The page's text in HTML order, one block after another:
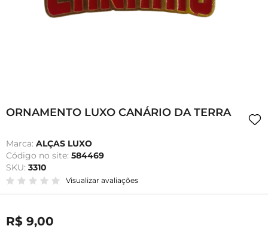
ORNAMENTO LUXO CANÁRIO DA TERRA
Marca: ALÇAS LUXO
Código no site: 584469
SKU: 3310
Visualizar avaliações
R$ 9,00